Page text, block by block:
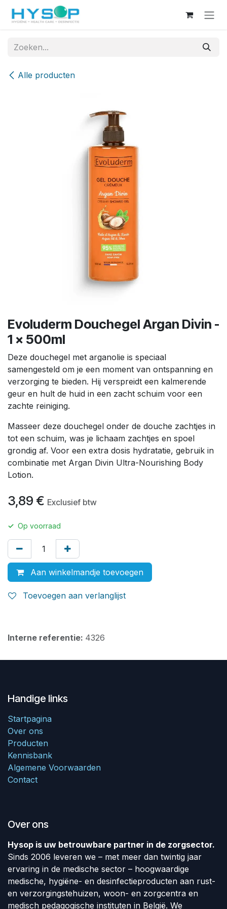
Overslaan naar inhoud
Alle producten
Evoluderm Douchegel Argan Divin -
1 x 500ml
Deze douchegel met arganolie is speciaal
samengesteld om je een moment van ontspanning en
verzorging te bieden. Hij verspreidt een kalmerende
geur en hult de huid in een zacht schuim voor een
zachte reiniging.
Masseer deze douchegel onder de douche zachtjes in
tot een schuim, was je lichaam zachtjes en spoel
grondig af. Voor een extra dosis hydratatie, gebruik in
combinatie met Argan Divin Ultra-Nourishing Body
Lotion.
3,89 € Exclusief btw
✓ Op voorraad
Aan winkelmandje toevoegen
Toevoegen aan verlanglijst
Interne referentie: 4326
Handige links
Startpagina
Over ons
Producten
Kennisbank
Algemene Voorwaarden
Contact
Over ons
Hysop is uw betrouwbare partner in de zorgsector.
Sinds 2006 leveren we – met meer dan twintig jaar
ervaring in de medische sector – hoogwaardige
medische, hygiëne- en desinfectieproducten aan rust-
en verzorgingstehuizen, woon- en zorgcentra en
medisch pedagogische instituten in België. We